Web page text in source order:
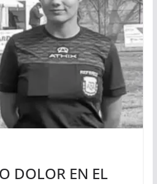
DOLOR EN EL